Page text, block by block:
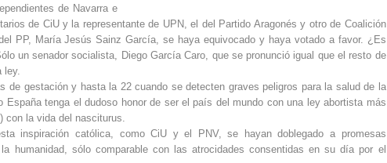
de Navarra e
de CiU y la representante de UPN, el del Partido Aragonés y otro de Coalición
PP, María Jesús Sainz García, se haya equivocado y haya votado a favor. ¿Es
un senador socialista, Diego García Caro, que se pronunció igual que el resto de
ley.
de gestación y hasta la 22 cuando se detecten graves peligros para la salud de la
tenga el dudoso honor de ser el país del mundo con una ley abortista más
con la vida del nasciturus.
inspiración católica, como CiU y el PNV, se hayan doblegado a promesas
humanidad, sólo comparable con las atrocidades consentidas en su día por el